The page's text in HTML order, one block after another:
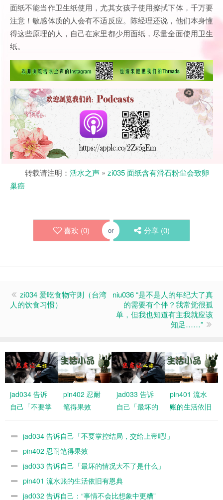
面纸不能当作卫生纸使用，尤其女孩子使用擦拭下体，千万要
注意！敏感体质的人会有不适反应。陈经理还说，他们本身懂
得这些原理的人，自己在家里都少用面纸，尽量全面使用卫生
纸。
转载请注明： 活水之声 » zi035 面纸含有滑石粉尘会致卵
巢癌
喜欢 (0) or 分享 (0)
zi034 爱吃食物守则（台湾
人的饮食习惯）
niu036 “是不是人的年纪大了真
的需要有个伴？我常觉很孤
单，但我也知道有主我就应该
知足……”
jad034 告诉
自己「不要掌
上帝吧!」
pin402 忍耐
笔得果效
jad033 告诉
自己「最坏的
什么」
pin401 流水
账的生活依旧
jad034 告诉自己「不要掌控结局，交给上帝吧!」
pin402 忍耐笔得果效
jad033 告诉自己「最坏的情况大不了是什么」
pin401 流水账的生活依旧有恩典
jad032 告诉自己：“事情不会比想象中更糟”